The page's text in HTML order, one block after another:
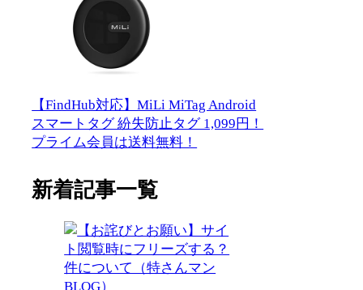
【FindHub対応】MiLi MiTag Android
スマートタグ 紛失防止タグ 1,099円！
プライム会員は送料無料！
新着記事一覧